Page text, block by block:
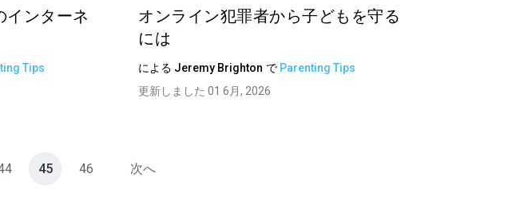
インターネ
Tips
オンライン犯罪者から子どもを守る
には
による Jeremy Brighton で Parenting Tips
更新しました 01 6月, 2026
45 46 次へ